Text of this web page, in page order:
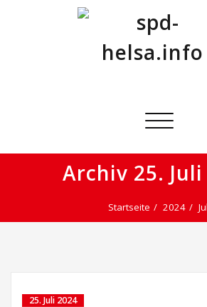
Schalte
Archiv 25. Juli
Startseite 2024
25. Juli 2024